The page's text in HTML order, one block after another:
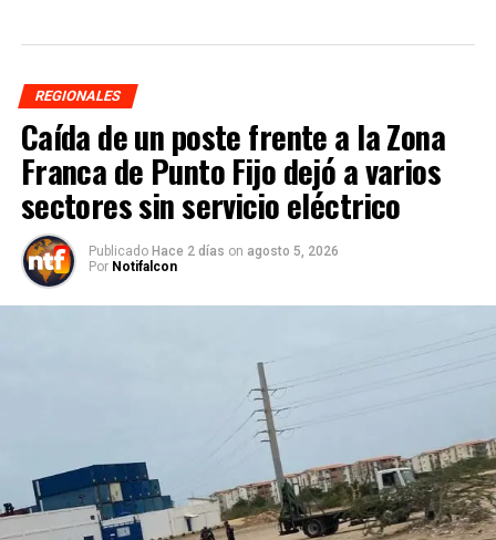
REGIONALES
Caída de un poste frente a la Zona
Franca de Punto Fijo dejó a varios
sectores sin servicio eléctrico
Publicado Hace 2 días on agosto 5, 2026
Por Notifalcon